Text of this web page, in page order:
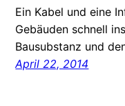
Ein Kabel und eine
Gebäuden schnell
Bausubstanz und
April 22, 2014